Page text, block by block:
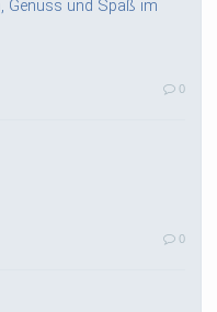
Genuss und Spaß im
0
0